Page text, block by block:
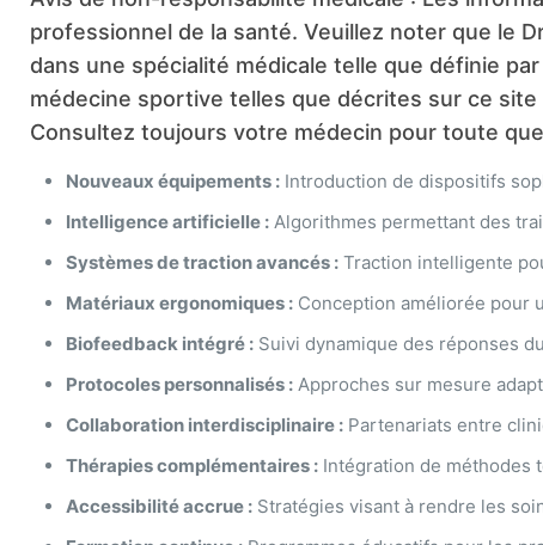
professionnel de la santé. Veuillez noter que le
dans une spécialité médicale telle que définie
médecine sportive telles que décrites sur ce
Consultez toujours votre médecin pour toute
Nouveaux équipements : Introduction de dispositifs
Intelligence artificielle : Algorithmes permettant des
Systèmes de traction avancés : Traction intelligente
Matériaux ergonomiques : Conception améliorée pour
Biofeedback intégré : Suivi dynamique des réponses
Protocoles personnalisés : Approches sur mesure
Collaboration interdisciplinaire : Partenariats entre
Thérapies complémentaires : Intégration de méthodes
Accessibilité accrue : Stratégies visant à rendre les